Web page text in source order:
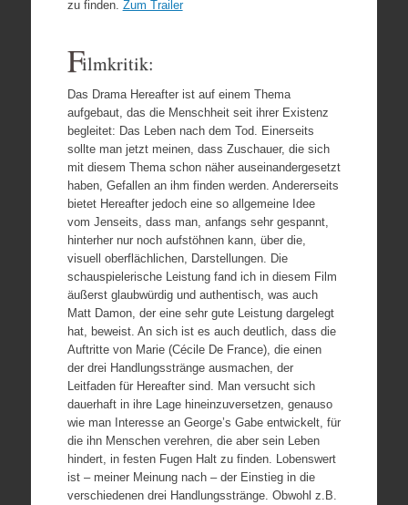
zu finden. Zum Trailer
Filmkritik:
Das Drama Hereafter ist auf einem Thema
aufgebaut, das die Menschheit seit ihrer Existenz
begleitet: Das Leben nach dem Tod. Einerseits
sollte man jetzt meinen, dass Zuschauer, die sich
mit diesem Thema schon näher auseinandergesetzt
haben, Gefallen an ihm finden werden. Andererseits
bietet Hereafter jedoch eine so allgemeine Idee
vom Jenseits, dass man, anfangs sehr gespannt,
hinterher nur noch aufstöhnen kann, über die,
visuell oberflächlichen, Darstellungen. Die
schauspielerische Leistung fand ich in diesem Film
äußerst glaubwürdig und authentisch, was auch
Matt Damon, der eine sehr gute Leistung dargelegt
hat, beweist. An sich ist es auch deutlich, dass die
Auftritte von Marie (Cécile De France), die einen
der drei Handlungsstränge ausmachen, der
Leitfaden für Hereafter sind. Man versucht sich
dauerhaft in ihre Lage hineinzuversetzen, genauso
wie man Interesse an George’s Gabe entwickelt, für
die ihn Menschen verehren, die aber sein Leben
hindert, in festen Fugen Halt zu finden. Lobenswert
ist – meiner Meinung nach – der Einstieg in die
verschiedenen drei Handlungsstränge. Obwohl z.B.